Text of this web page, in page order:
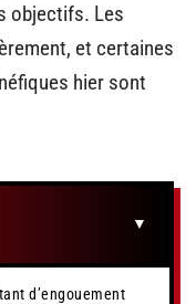
objectifs. Les
et certaines
hier sont
d’engouement